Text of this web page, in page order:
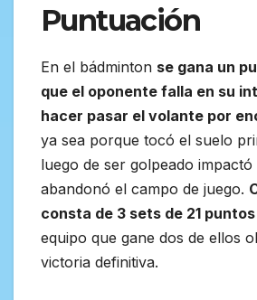
Puntuación
En el bádminton se gana un
que el oponente falla en su
hacer pasar el volante por
ya sea porque tocó el suelo
luego de ser golpeado
abandonó el campo de juego.
consta de 3 sets de 21
equipo que gane dos de ellos
victoria definitiva.